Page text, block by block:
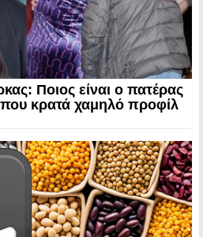
Ποιος είναι ο πατέρας
κρατά χαμηλό προφίλ